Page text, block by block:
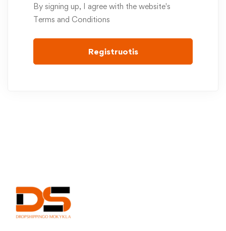
By signing up, I agree with the website's
Terms and Conditions
Registruotis